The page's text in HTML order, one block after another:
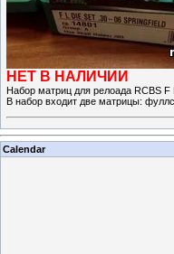
НЕТ В НАЛИЧИИ
Набор матриц для релоада RCBS F
В набор входит две матрицы:
Calendar